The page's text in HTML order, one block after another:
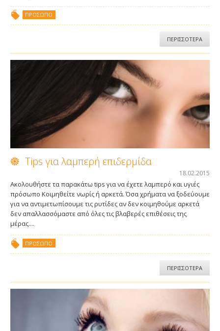
Scrub Ποδιών
ΤΟ ΞΈΡΑΤΕ;
ΕΤΑΙΡΕΊΑ
ΕΠΙΚΟΙΝΩΝΊΑ
ΠΡΌΣΩΠΟ
ΠΕΡΙΣΣΟΤΕΡΑ
Tips για λαμπερή επιδερμίδα
18.02.2015
Ακολουθήστε τα παρακάτω tips για να έχετε λαμπερό και υγιές
πρόσωπο Κοιμηθείτε νωρίς ή αρκετά. Όσα χρήματα να ξοδεύουμε
για να αντιμετωπίσουμε τις ρυτίδες αν δεν κοιμηθούμε αρκετά
δεν απαλλασσόμαστε από όλες τις βλαβερές επιθέσεις της
μέρας....
ΠΡΌΣΩΠΟ
ΠΕΡΙΣΣΟΤΕΡΑ